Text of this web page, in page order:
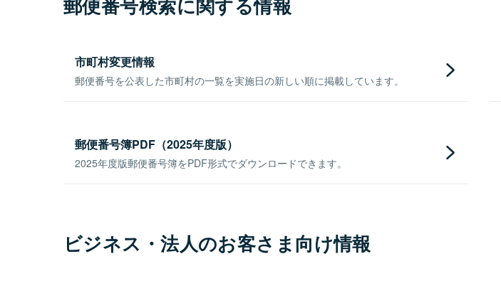
郵便番号検索に関する情報
市町村変更情報
郵便番号を公表した市町村の一覧を実施日の新しい順に掲載しています。
郵便番号簿PDF（2025年度版）
2025年度版郵便番号簿をPDF形式でダウンロードできます。
ビジネス・法人のお客さま向け情報